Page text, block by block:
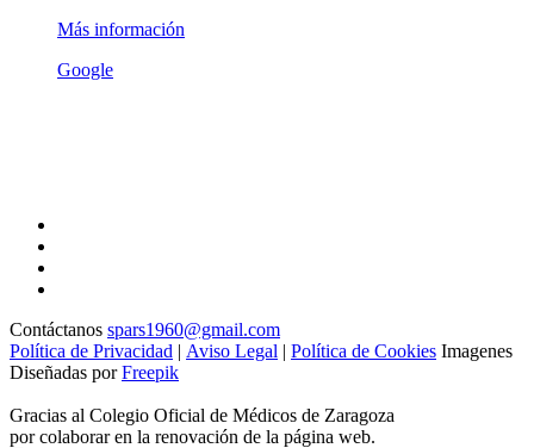
Center
Más información
Google
Contáctanos spars1960@gmail.com
Política de Privacidad | Aviso Legal | Política de Cookies Imagenes
Diseñadas porFreepik
Gracias al Colegio Oficial de Médicos de Zaragoza
por colaborar en la renovación de la página web.